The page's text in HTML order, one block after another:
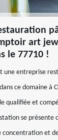
art
le 77710 !
une entreprise
ce domaine à
qualifiée et
se présente
concentration et